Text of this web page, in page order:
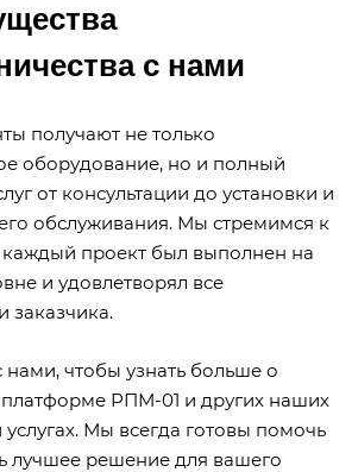
с нами
получают не только
оборудование, но и полный
от консультации до установки и
обслуживания. Мы стремимся к
каждый проект был выполнен на
и удовлетворял все
заказчика.
нами, чтобы узнать больше о
РПМ-01 и других наших
услугах. Мы всегда готовы помочь
лучшее решение для вашего